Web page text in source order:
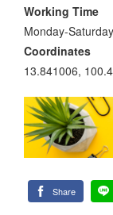
Working Time
Monday-
Coordinates
13.841006,
Share